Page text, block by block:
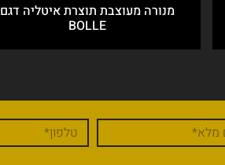
מנורה מעוצבת תוצרת איטליה דגם
BOLLE